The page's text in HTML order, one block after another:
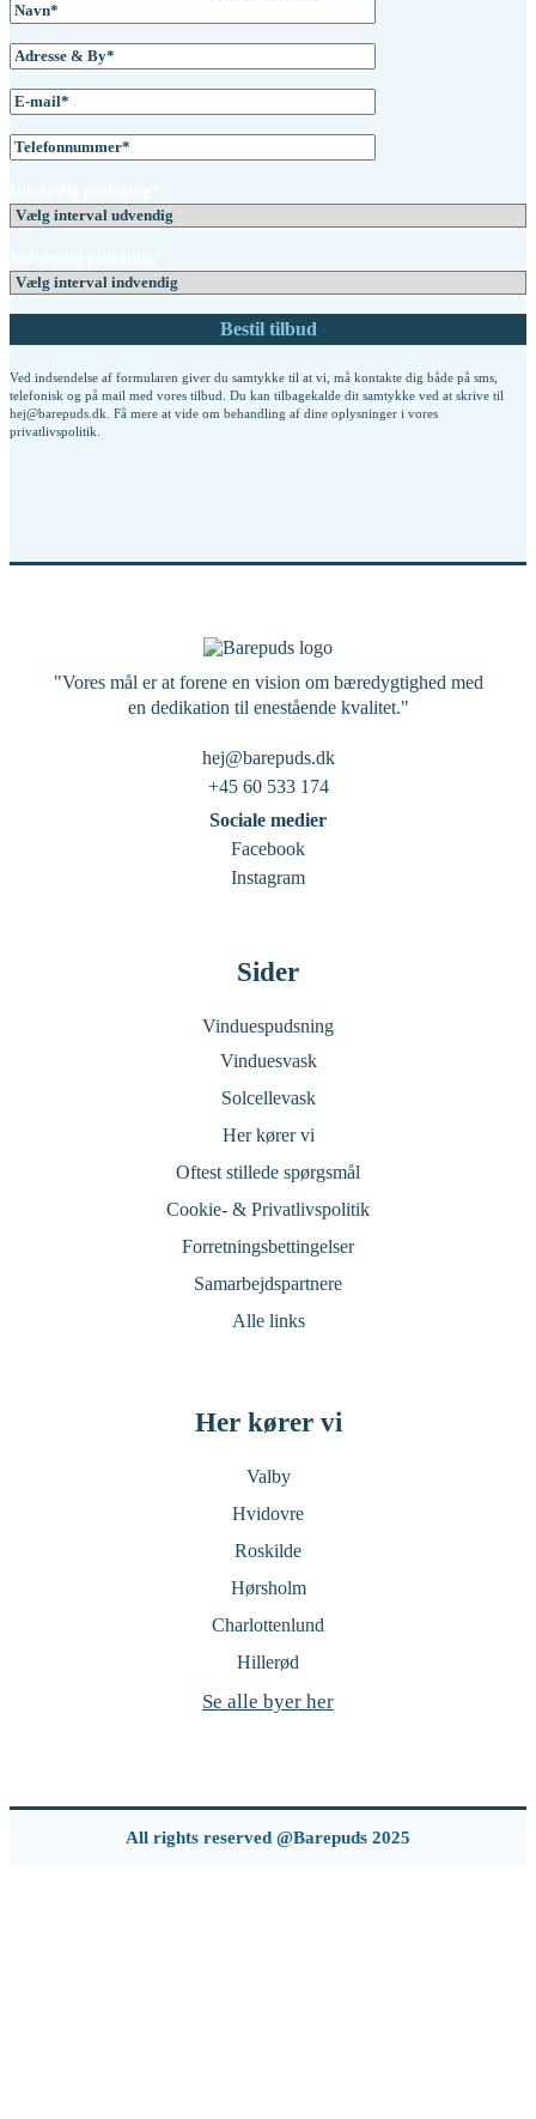
Ved indsendelse af formularen giver du samtykke til at vi, må kontakte dig både på sms,
telefonisk og på mail med vores tilbud. Du kan tilbagekalde dit samtykke ved at skrive til
hej@barepuds.dk. Få mere at vide om behandling af dine oplysninger i vores
privatlivspolitik
"Vores mål er at forene en vision om bæredygtighed med
en dedikation til enestående kvalitet."
hej@barepuds.dk
+45 60 533 174
Sociale medier
Facebook
Instagram
Sider
Vinduespudsning
Vinduesvask
Solcellevask
Her kører vi
Oftest stillede spørgsmål
Cookie- & Privatlivspolitik
Forretningsbettingelser
Samarbejdspartnere
Alle links
Her kører vi
Valby
Hvidovre
Roskilde
Hørsholm
Charlottenlund
Hillerød
Se alle byer her
All rights reserved @Barepuds 2025